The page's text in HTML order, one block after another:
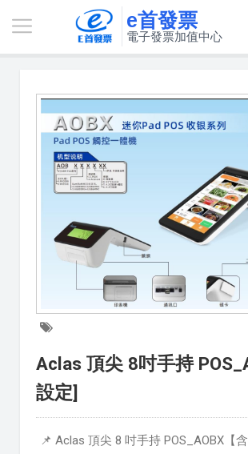
e首發票
電子發票加值中心
Aclas 頂尖 8吋手持
設定]
📌 Aclas 頂尖 8 吋手持 POS_AOBX【含